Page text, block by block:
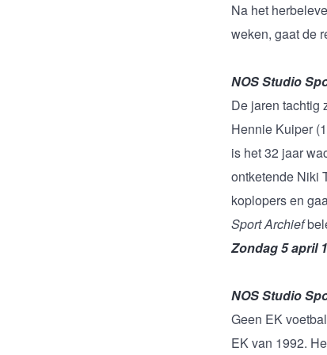
Na het
weken, gaat de
NOS Studio
De jaren tachtig
Hennie Kuiper
is het 32 jaar
ontketende Niki
koplopers en
Sport Archief
Zondag 5 april
NOS Studio
Geen EK
EK van 1992.